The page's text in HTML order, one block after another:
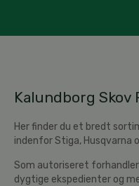
Kalundborg Skov
Her finder du et bredt
indenfor Stiga, Husqvarna
Som autoriseret
dygtige ekspedienter og